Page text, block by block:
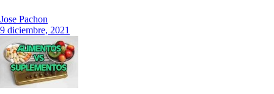
Jose Pachon
9 diciembre, 2021